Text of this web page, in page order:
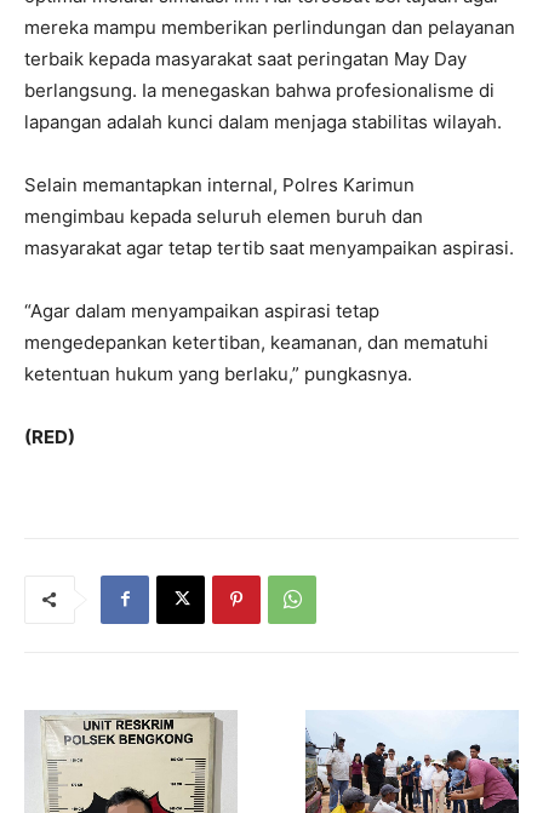
mereka mampu memberikan perlindungan dan pelayanan
terbaik kepada masyarakat saat peringatan May Day
berlangsung. Ia menegaskan bahwa profesionalisme di
lapangan adalah kunci dalam menjaga stabilitas wilayah.
Selain memantapkan internal, Polres Karimun
mengimbau kepada seluruh elemen buruh dan
masyarakat agar tetap tertib saat menyampaikan aspirasi.
“Agar dalam menyampaikan aspirasi tetap
mengedepankan ketertiban, keamanan, dan mematuhi
ketentuan hukum yang berlaku,” pungkasnya.
(RED)